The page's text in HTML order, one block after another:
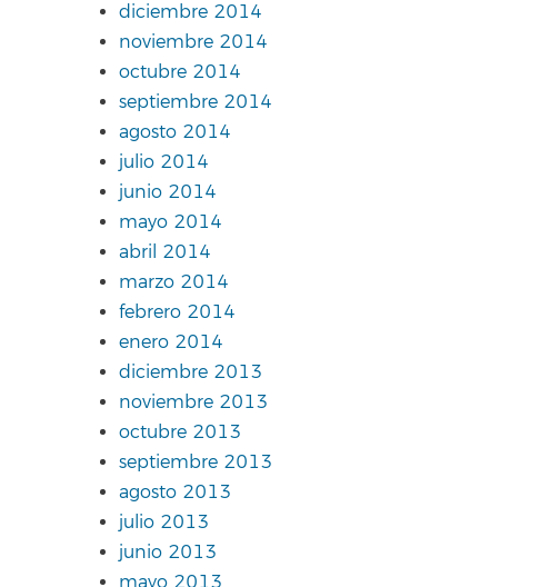
diciembre 2014
noviembre 2014
octubre 2014
septiembre 2014
agosto 2014
julio 2014
junio 2014
mayo 2014
abril 2014
marzo 2014
febrero 2014
enero 2014
diciembre 2013
noviembre 2013
octubre 2013
septiembre 2013
agosto 2013
julio 2013
junio 2013
mayo 2013